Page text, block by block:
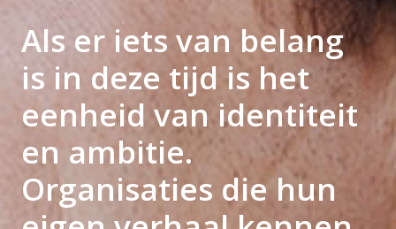
Als er iets van belang
is in deze tijd is het
eenheid van identiteit
en ambitie.
Organisaties die hun